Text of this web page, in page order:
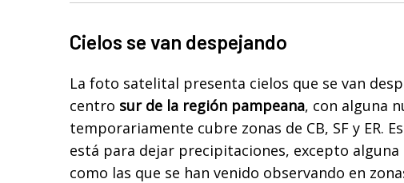
Cielos se van despejando
La foto satelital presenta cielos que se van
centro sur de la región pampeana, con alguna
temporariamente cubre zonas de CB, SF y ER.
está para dejar precipitaciones, excepto alguna
como las que se han venido observando en